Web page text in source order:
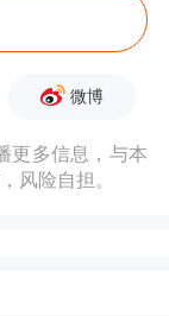
富联位居
台为第九
、农业银
德时代
微博
更多信息，与本
风险自担。